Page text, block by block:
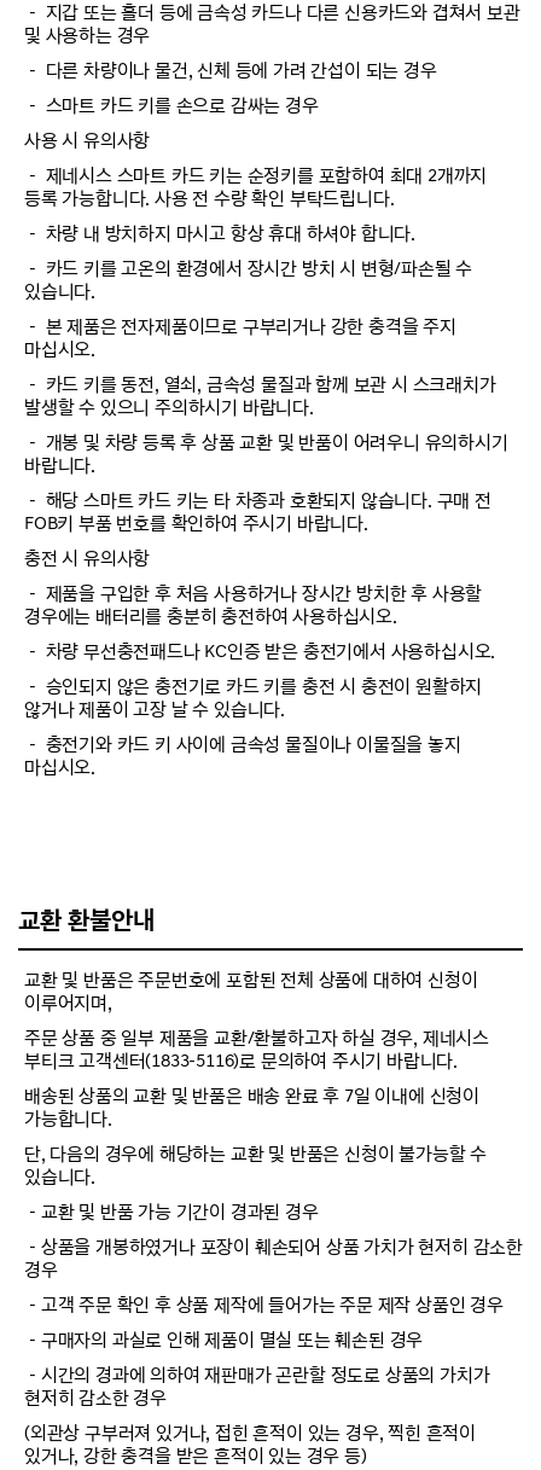
－ 지갑 또는 홀더 등에 금속성 카드나 다른 신용카드와 겹쳐서 보관
및 사용하는 경우
－ 다른 차량이나 물건, 신체 등에 가려 간섭이 되는 경우
－ 스마트 카드 키를 손으로 감싸는 경우
사용 시 유의사항
－ 제네시스 스마트 카드 키는 순정키를 포함하여 최대 2개까지
등록 가능합니다. 사용 전 수량 확인 부탁드립니다.
－ 차량 내 방치하지 마시고 항상 휴대 하셔야 합니다.
－ 카드 키를 고온의 환경에서 장시간 방치 시 변형/파손될 수
있습니다.
－ 본 제품은 전자제품이므로 구부리거나 강한 충격을 주지
마십시오.
－ 카드 키를 동전, 열쇠, 금속성 물질과 함께 보관 시 스크래치가
발생할 수 있으니 주의하시기 바랍니다.
－ 개봉 및 차량 등록 후 상품 교환 및 반품이 어려우니 유의하시기
바랍니다.
－ 해당 스마트 카드 키는 타 차종과 호환되지 않습니다. 구매 전
FOB키 부품 번호를 확인하여 주시기 바랍니다.
충전 시 유의사항
－ 제품을 구입한 후 처음 사용하거나 장시간 방치한 후 사용할
경우에는 배터리를 충분히 충전하여 사용하십시오.
－ 차량 무선충전패드나 KC인증 받은 충전기에서 사용하십시오.
－ 승인되지 않은 충전기로 카드 키를 충전 시 충전이 원활하지
않거나 제품이 고장 날 수 있습니다.
－ 충전기와 카드 키 사이에 금속성 물질이나 이물질을 놓지
마십시오.
교환 환불안내
교환 및 반품은 주문번호에 포함된 전체 상품에 대하여 신청이
이루어지며,
주문 상품 중 일부 제품을 교환/환불하고자 하실 경우, 제네시스
부티크 고객센터(1833-5116)로 문의하여 주시기 바랍니다.
배송된 상품의 교환 및 반품은 배송 완료 후 7일 이내에 신청이
가능합니다.
단, 다음의 경우에 해당하는 교환 및 반품은 신청이 불가능할 수
있습니다.
－교환 및 반품 가능 기간이 경과된 경우
－상품을 개봉하였거나 포장이 훼손되어 상품 가치가 현저히 감소한
경우
－고객 주문 확인 후 상품 제작에 들어가는 주문 제작 상품인 경우
－구매자의 과실로 인해 제품이 멸실 또는 훼손된 경우
－시간의 경과에 의하여 재판매가 곤란할 정도로 상품의 가치가
현저히 감소한 경우
(외관상 구부러져 있거나, 접힌 흔적이 있는 경우, 찍힌 흔적이
있거나, 강한 충격을 받은 흔적이 있는 경우 등)